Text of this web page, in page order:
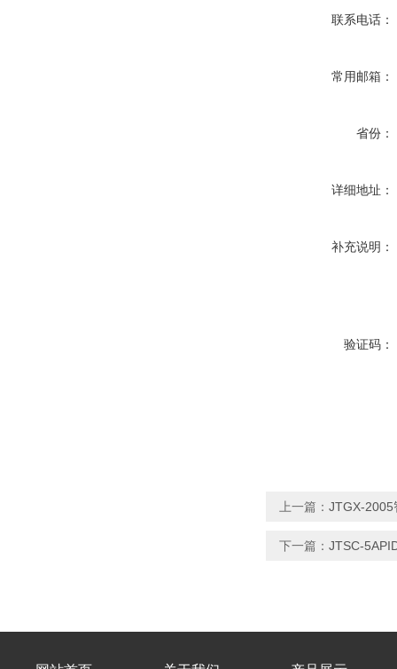
联系电话：
常用邮箱：
省份：
详细地址：
补充说明：
验证码：
上一篇： JTGX-2005
下一篇： JTSC-